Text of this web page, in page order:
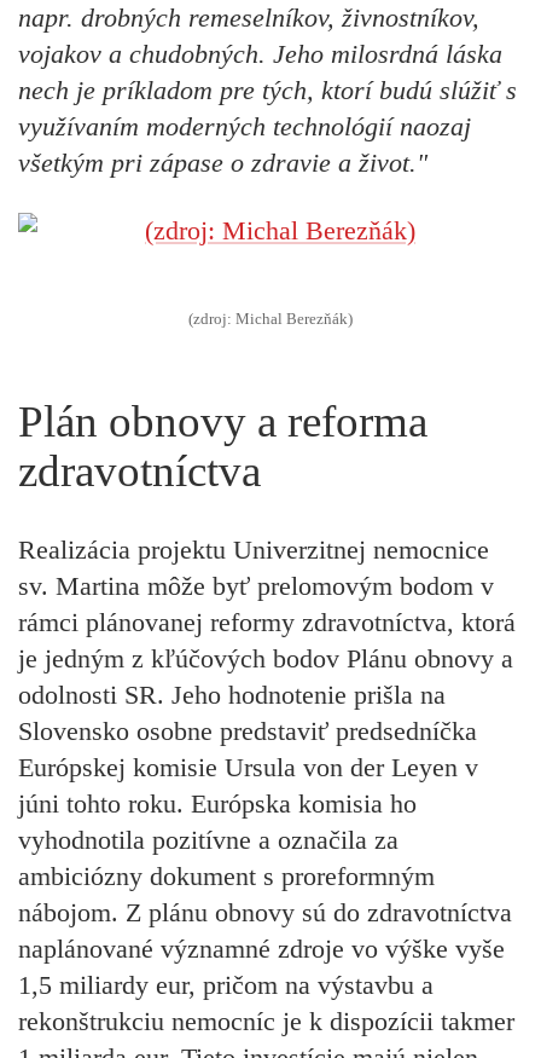
napr. drobných remeselníkov, živnostníkov,
vojakov a chudobných. Jeho milosrdná láska
nech je príkladom pre tých, ktorí budú slúžiť s
využívaním moderných technológií naozaj
všetkým pri zápase o zdravie a život."
(zdroj: Michal Berezňák)
Plán obnovy a reforma
zdravotníctva
Realizácia projektu Univerzitnej nemocnice
sv. Martina môže byť prelomovým bodom v
rámci plánovanej reformy zdravotníctva, ktorá
je jedným z kľúčových bodov Plánu obnovy a
odolnosti SR. Jeho hodnotenie prišla na
Slovensko osobne predstaviť predsedníčka
Európskej komisie Ursula von der Leyen v
júni tohto roku. Európska komisia ho
vyhodnotila pozitívne a označila za
ambiciózny dokument s proreformným
nábojom. Z plánu obnovy sú do zdravotníctva
naplánované významné zdroje vo výške vyše
1,5 miliardy eur, pričom na výstavbu a
rekonštrukciu nemocníc je k dispozícii takmer